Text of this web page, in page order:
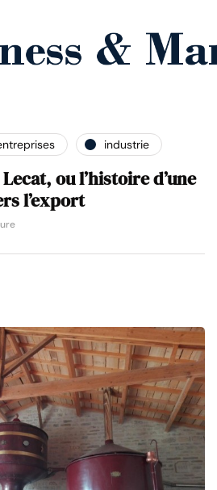
industrie
ou l’histoire d’une
l’export